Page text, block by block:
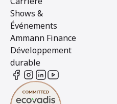
Shows &
Événements
Ammann Finance
Développement
durable